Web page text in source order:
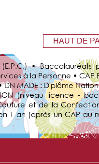
HAUT DE
•
à la Personne • CAP
MADE : Diplôme
(niveau
et de la
1 an (après un CAP